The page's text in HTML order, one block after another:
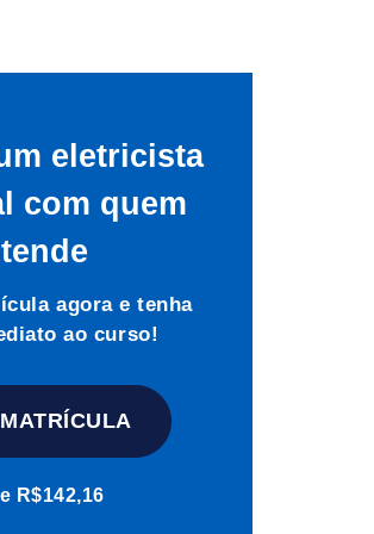
eletricista
com quem
agora e tenha
ao curso!
R$142,16
Elétricos